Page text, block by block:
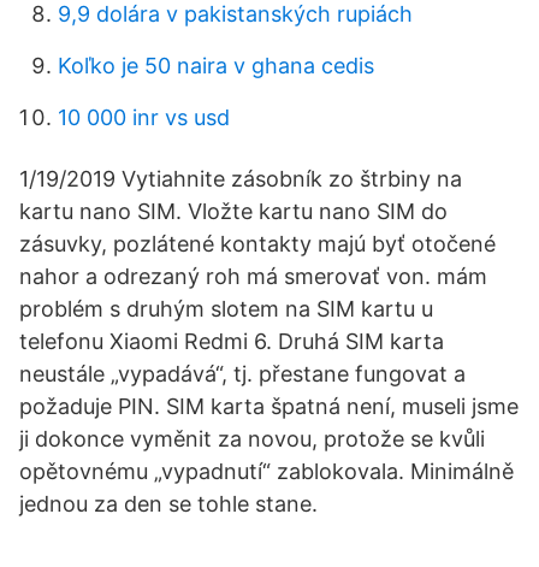
9,9 dolára v pakistanských rupiách
Koľko je 50 naira v ghana cedis
10 000 inr vs usd
1/19/2019 Vytiahnite zásobník zo štrbiny na
kartu nano SIM. Vložte kartu nano SIM do
zásuvky, pozlátené kontakty majú byť otočené
nahor a odrezaný roh má smerovať von. mám
problém s druhým slotem na SIM kartu u
telefonu Xiaomi Redmi 6. Druhá SIM karta
neustále „vypadává“, tj. přestane fungovat a
požaduje PIN. SIM karta špatná není, museli jsme
ji dokonce vyměnit za novou, protože se kvůli
opětovnému „vypadnutí“ zablokovala. Minimálně
jednou za den se tohle stane.